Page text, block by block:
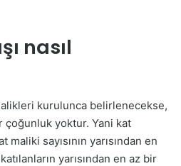
nasıl
kurulunca belirlenecekse,
çoğunluk yoktur. Yani kat
sayısının yarısından en
yarısından en az bir